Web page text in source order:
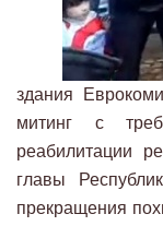
здания
митинг с
реабилитации
главы
прекращения